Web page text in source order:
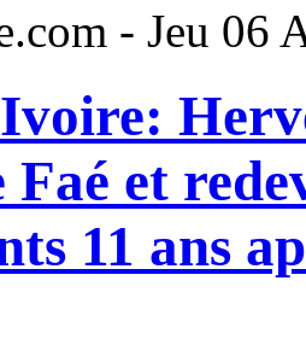
- Jeu 06
Faé et
11 ans